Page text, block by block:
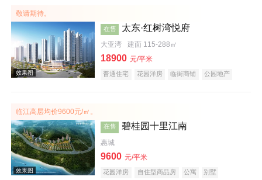
敬请期待。
在售 太东·红树湾悦府
大亚湾 建面 115-288㎡
18900 元/平米
普通住宅 花园洋房 临街商铺
公园地产
临江高层均价9600元/㎡。
在售 碧桂园十里江南
惠城
9600 元/平米
花园洋房 自住型商品房 公寓
别墅